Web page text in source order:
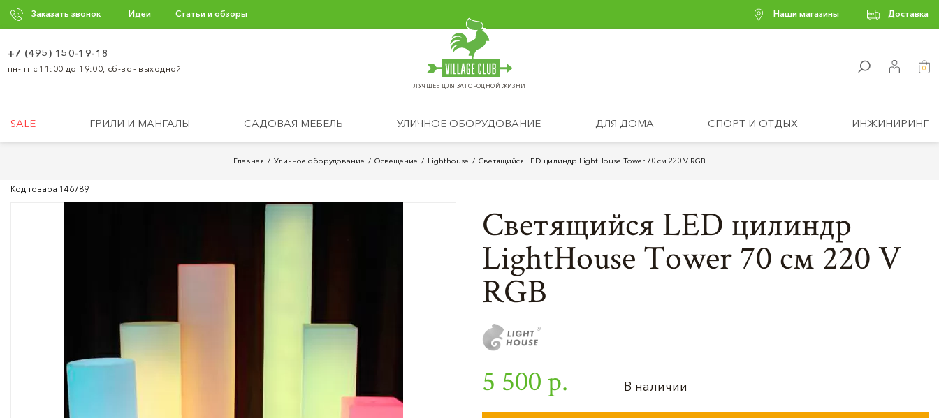
Заказать звонок Идеи Статьи и обзоры Наши магазины Доставка
ЛУЧШЕЕ ДЛЯ ЗАГОРОДНОЙ ЖИЗНИ
+7 (495) 150-19-18
пн-пт с 11:00 до 19:00, сб-вс - выходной 0
SALE ГРИЛИ И МАНГАЛЫ САДОВАЯ МЕБЕЛЬ УЛИЧНОЕ ОБОРУДОВАНИЕ ДЛЯ ДОМА СПОРТ И ОТДЫХ ИНЖИНИРИНГ
Главная Уличное оборудование Освещение Lighthouse Светящийся LED цилиндр LightHouse Tower 70 см 220 V RGB
Код товара 146789
Светящийся LED цилиндр
LightHouse Tower 70 см 220 V
RGB
5 500 р. В наличии